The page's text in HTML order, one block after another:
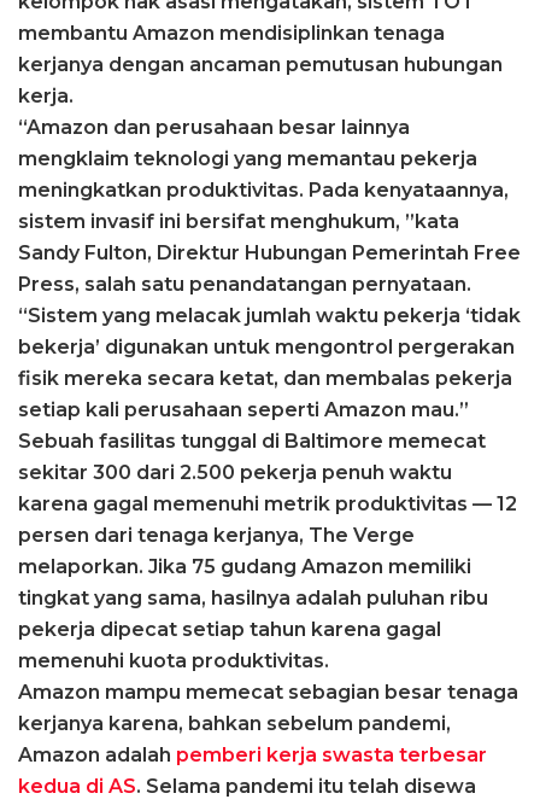
membantu Amazon mendisiplinkan tenaga
kerjanya dengan ancaman pemutusan hubungan
kerja.
“Amazon dan perusahaan besar lainnya
mengklaim teknologi yang memantau pekerja
meningkatkan produktivitas. Pada kenyataannya,
sistem invasif ini bersifat menghukum, ”kata
Sandy Fulton, Direktur Hubungan Pemerintah Free
Press, salah satu penandatangan pernyataan.
“Sistem yang melacak jumlah waktu pekerja ‘tidak
bekerja’ digunakan untuk mengontrol pergerakan
fisik mereka secara ketat, dan membalas pekerja
setiap kali perusahaan seperti Amazon mau.”
Sebuah fasilitas tunggal di Baltimore memecat
sekitar 300 dari 2.500 pekerja penuh waktu
karena gagal memenuhi metrik produktivitas — 12
persen dari tenaga kerjanya, The Verge
melaporkan. Jika 75 gudang Amazon memiliki
tingkat yang sama, hasilnya adalah puluhan ribu
pekerja dipecat setiap tahun karena gagal
memenuhi kuota produktivitas.
Amazon mampu memecat sebagian besar tenaga
kerjanya karena, bahkan sebelum pandemi,
Amazon adalah pemberi kerja swasta terbesar
kedua di AS. Selama pandemi itu telah disewa